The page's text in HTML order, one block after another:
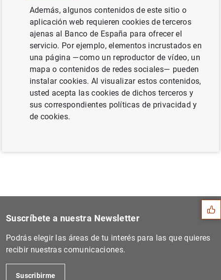
cambio y geopolítica: El valor de la
confianza en un orden global cambiante
(139 KB)
Siguiente
DG de Supervisión. Presenta...
Sugerencias
Suscríbete a nuestra Newsletter
Podrás elegir las áreas de tu interés para las que quieres
recibir nuestras comunicaciones.
Suscribirme
Además, algunos contenidos de este sitio o
aplicación web requieren cookies de terceros
ajenas al Banco de España para ofrecer el
servicio. Por ejemplo, elementos incrustados en
una página —como un reproductor de vídeo, un
mapa o contenidos de redes sociales— pueden
instalar cookies. Al visualizar estos contenidos,
usted acepta las cookies de dichos terceros y
sus correspondientes políticas de privacidad y
de cookies.